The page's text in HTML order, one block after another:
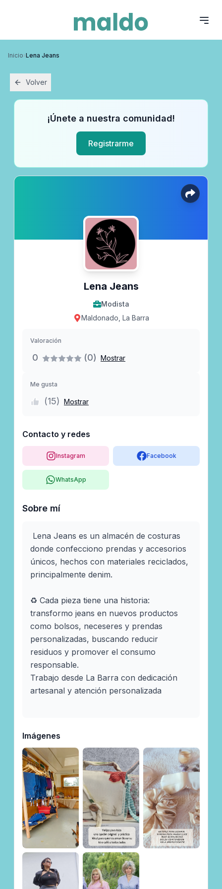
Inicio›Lena Jeans
Volver
¡Únete a nuestra comunidad!
Registrarme
Lena Jeans
Modista
Maldonado, La Barra
Valoración
0 (0) Mostrar
Me gusta
(15) Mostrar
Contacto y redes
Instagram Facebook
WhatsApp
Sobre mí
donde confecciono prendas y accesorios
únicos, hechos con materiales reciclados,
principalmente denim.
♻️ Cada pieza tiene una historia:
transformo jeans en nuevos productos
como bolsos, neceseres y prendas
personalizadas, buscando reducir
residuos y promover el consumo
responsable.
Trabajo desde La Barra con dedicación
artesanal y atención personalizada
Imágenes